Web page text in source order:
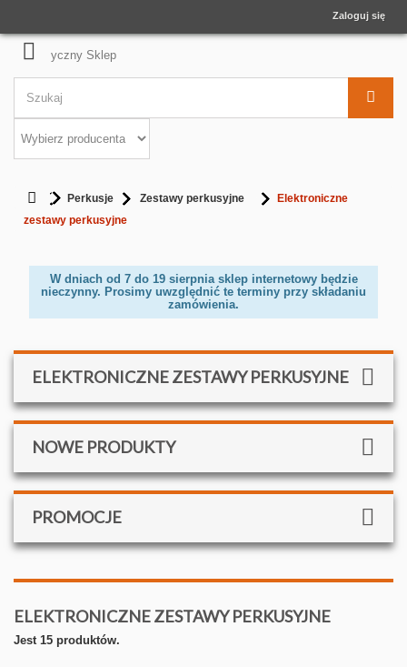
Zaloguj się
Perkusje Zestawy perkusyjne
Elektroniczne
zestawy perkusyjne
W dniach od 7 do 19 sierpnia sklep internetowy będzie
nieczynny. Prosimy uwzględnić te terminy przy składaniu
zamówienia.
ELEKTRONICZNE ZESTAWY PERKUSYJNE
NOWE PRODUKTY
PROMOCJE
ELEKTRONICZNE ZESTAWY PERKUSYJNE
Jest 15 produktów.